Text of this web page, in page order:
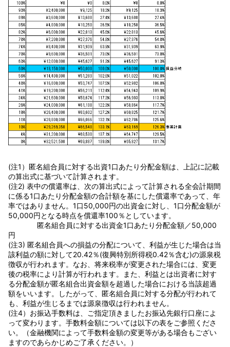
(注1）匿名組合員に対する出資1口あたり分配金額は、上記に記載
の算出式に基づいて計算されます。
(注2) 表中の償還率は、次の算出式によって計算される全会計期間
に係る1口あたり分配金額の合計額を基にした償還率であって、年
率ではありません。1口50,000円の出資金に対し、1口分配金額が
50,000円となる時点を償還率100％としています。
匿名組合員に対する出資金1口あたり分配金額／50,000
円
(注3) 匿名組合員への損益の分配について、利益が生じた場合は当
該利益の額に対して20.42％(復興特別所得税0.42％含む)の源泉税
徴収が行われます。なお、将来税率が変更された場合には、変更
後の税率により計算が行われます。また、利益とは出資者に対す
る分配金額が匿名組合出資金額を超過した場合における当該超過
額をいいます。したがって、匿名組合員に対する分配が行われて
も、利益が生じるまでは源泉徴収は行われません。
(注4）お振込手数料は、ご指定頂きましたお振込先銀行口座によ
って変わります。手数料金額については以下の表をご参照くださ
い。（金融機関によって手数料金額の変更等がある場合もござい
ますのであらかじめご了承ください。）